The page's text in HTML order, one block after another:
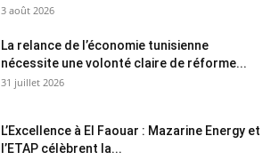
3 août 2026
La relance de l’économie tunisienne
nécessite une volonté claire de réforme...
31 juillet 2026
L’Excellence à El Faouar : Mazarine Energy et
l’ETAP célèbrent la...